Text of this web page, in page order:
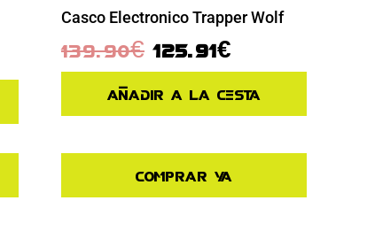
Casco Electronico Trapper Wolf
139.90€ 125.91€
Añadir a la cesta
Comprar ya